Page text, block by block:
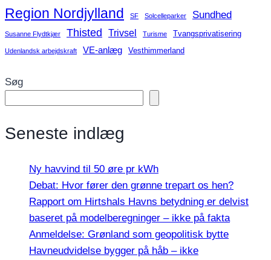
Region Nordjylland SF Solcelleparker Sundhed
Susanne Flydtkjær Thisted Trivsel Turisme Tvangsprivatisering
Udenlandsk arbejdskraft VE-anlæg Vesthimmerland
Søg
Seneste indlæg
Ny havvind til 50 øre pr kWh
Debat: Hvor fører den grønne trepart os hen?
Rapport om Hirtshals Havns betydning er delvist
baseret på modelberegninger – ikke på fakta
Anmeldelse: Grønland som geopolitisk bytte
Havneudvidelse bygger på håb – ikke